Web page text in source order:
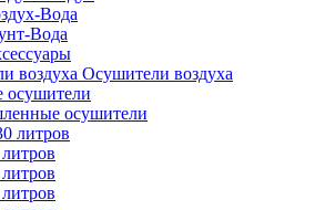
Вода
Вода
Осушители воздуха
осушители
осушители
литров